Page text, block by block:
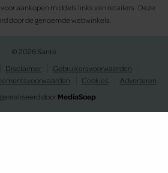
aankopen middels links van retailers. Deze
door de genoemde webwinkels.
© 2026 Santé
Disclaimer
Gebruikersvoorwaarden
Cookies
Adverteren
doorMediaSoep